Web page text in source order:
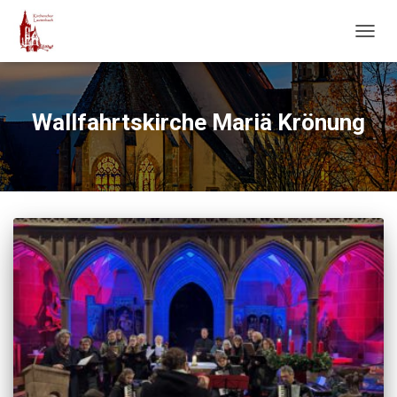
Wallfahrtskirche Mariä Krönung